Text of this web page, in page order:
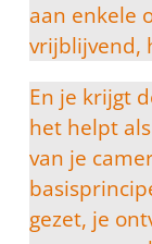
aan enkele
vrijblijvend,
En je krijgt
het helpt
van je
gezet, je